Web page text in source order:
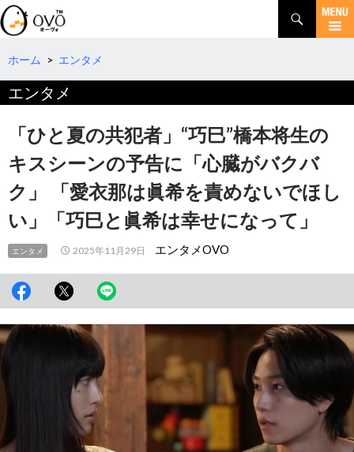
検
索
コ
テ
へ
ホーム > エンタメ
エンタメ
「ひと夏の共犯者」“巧巳”橋本将生の
キスシーンの予告に「心臓がバクバ
ク」 「愛衣那は眞希を責めないでほし
い」「巧巳と眞希は幸せになって」
エンタメ 2025年11月29日 エンタメOVO